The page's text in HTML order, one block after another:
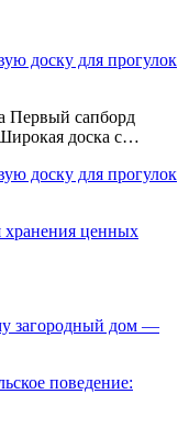
доску для прогулок
Первый сапборд
доска с…
доску для прогулок
хранения ценных
загородный дом —
поведение: